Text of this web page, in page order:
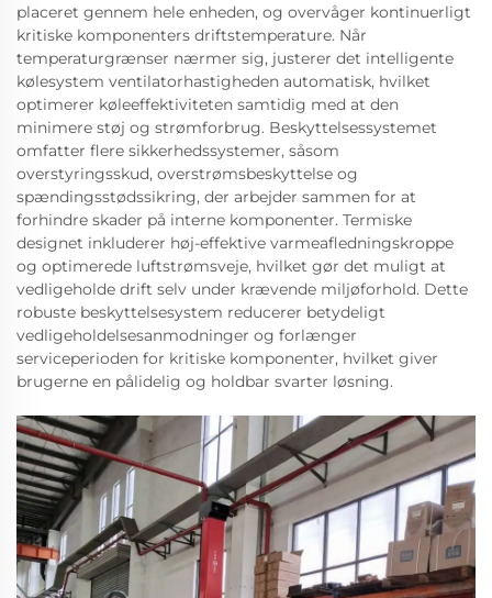
placeret gennem hele enheden, og overvåger kontinuerligt
kritiske komponenters driftstemperature. Når
temperaturgrænser nærmer sig, justerer det intelligente
kølesystem ventilatorhastigheden automatisk, hvilket
optimerer køleeffektiviteten samtidig med at den
minimere støj og strømforbrug. Beskyttelsessystemet
omfatter flere sikkerhedssystemer, såsom
overstyringsskud, overstrømsbeskyttelse og
spændingsstødssikring, der arbejder sammen for at
forhindre skader på interne komponenter. Termiske
designet inkluderer høj-effektive varmeafledningskroppe
og optimerede luftstrømsveje, hvilket gør det muligt at
vedligeholde drift selv under krævende miljøforhold. Dette
robuste beskyttelsesystem reducerer betydeligt
vedligeholdelsesanmodninger og forlænger
serviceperioden for kritiske komponenter, hvilket giver
brugerne en pålidelig og holdbar svarter løsning.